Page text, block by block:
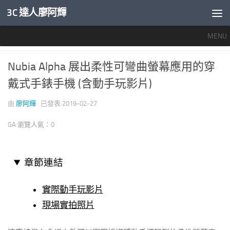
內文下方
3C 達人廖阿輝
MENU
0
Nubia Alpha 展出柔性可彎曲螢幕應用的穿
戴式手錶手機 (含動手玩影片)
由 廖阿輝 · 已發表 2019-02-27
GA 瀏覽人氣：0
章節連結
實際動手玩影片
現場實拍照片